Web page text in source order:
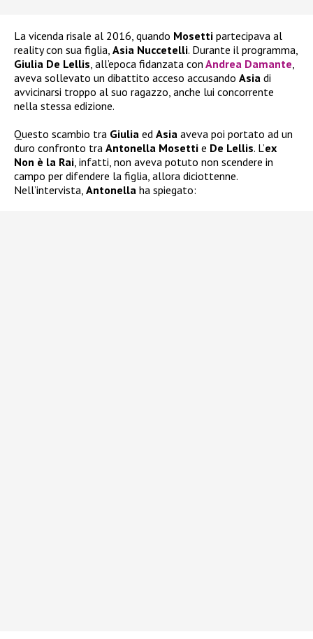
La vicenda risale al 2016, quando Mosetti partecipava al
reality con sua figlia, Asia Nuccetelli. Durante il programma,
Giulia De Lellis , all’epoca fidanzata con Andrea Damante
aveva sollevato un dibattito acceso accusando Asia di
avvicinarsi troppo al suo ragazzo, anche lui concorrente
nella stessa edizione.
Questo scambio tra Giulia ed Asia aveva poi portato ad un
duro confronto tra Antonella Mosetti e De Lellis. L’ex
Non è la Rai , infatti, non aveva potuto non scendere in
campo per difendere la figlia, allora diciottenne.
Nell’intervista, Antonella ha spiegato: